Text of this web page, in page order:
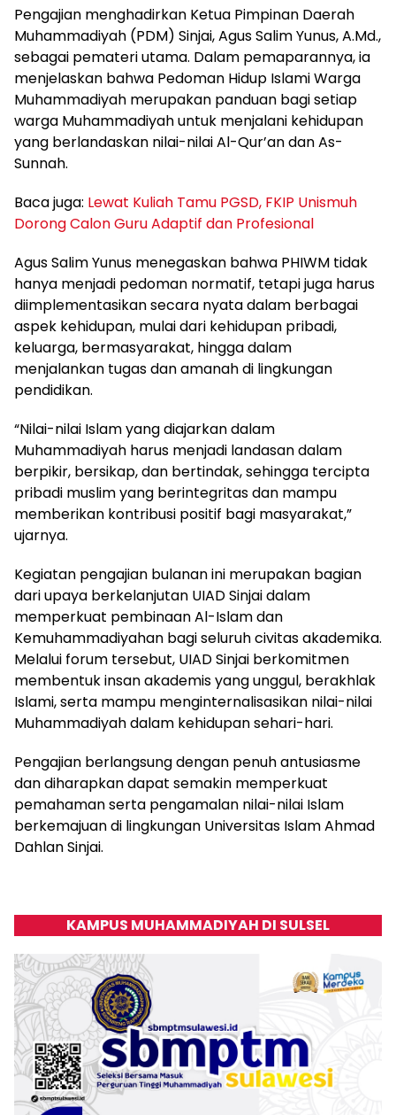
Pengajian menghadirkan Ketua Pimpinan Daerah
Muhammadiyah (PDM) Sinjai, Agus Salim Yunus, A.Md.,
sebagai pemateri utama. Dalam pemaparannya, ia
menjelaskan bahwa Pedoman Hidup Islami Warga
Muhammadiyah merupakan panduan bagi setiap
warga Muhammadiyah untuk menjalani kehidupan
yang berlandaskan nilai-nilai Al-Qur’an dan As-
Sunnah.
Baca juga: Lewat Kuliah Tamu PGSD, FKIP Unismuh
Dorong Calon Guru Adaptif dan Profesional
Agus Salim Yunus menegaskan bahwa PHIWM tidak
hanya menjadi pedoman normatif, tetapi juga harus
diimplementasikan secara nyata dalam berbagai
aspek kehidupan, mulai dari kehidupan pribadi,
keluarga, bermasyarakat, hingga dalam
menjalankan tugas dan amanah di lingkungan
pendidikan.
“Nilai-nilai Islam yang diajarkan dalam
Muhammadiyah harus menjadi landasan dalam
berpikir, bersikap, dan bertindak, sehingga tercipta
pribadi muslim yang berintegritas dan mampu
memberikan kontribusi positif bagi masyarakat,”
ujarnya.
Kegiatan pengajian bulanan ini merupakan bagian
dari upaya berkelanjutan UIAD Sinjai dalam
memperkuat pembinaan Al-Islam dan
Kemuhammadiyahan bagi seluruh civitas akademika.
Melalui forum tersebut, UIAD Sinjai berkomitmen
membentuk insan akademis yang unggul, berakhlak
Islami, serta mampu menginternalisasikan nilai-nilai
Muhammadiyah dalam kehidupan sehari-hari.
Pengajian berlangsung dengan penuh antusiasme
dan diharapkan dapat semakin memperkuat
pemahaman serta pengamalan nilai-nilai Islam
berkemajuan di lingkungan Universitas Islam Ahmad
Dahlan Sinjai.
KAMPUS MUHAMMADIYAH DI SULSEL